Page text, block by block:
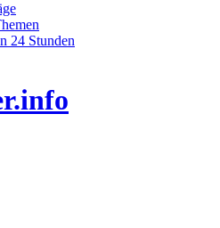
24 Stunden